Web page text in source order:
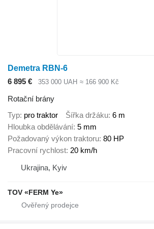
Demetra RBN-6
6 895 €
353 000 UAH ≈ 166 900 Kč
Rotační brány
Typ pro traktor Šířka držáku 6 m
Hloubka obdělávání 5 mm
Požadovaný výkon traktoru 80 HP
Pracovní rychlost 20 km/h
Ukrajina, Kyiv
TOV «FERM Ye»